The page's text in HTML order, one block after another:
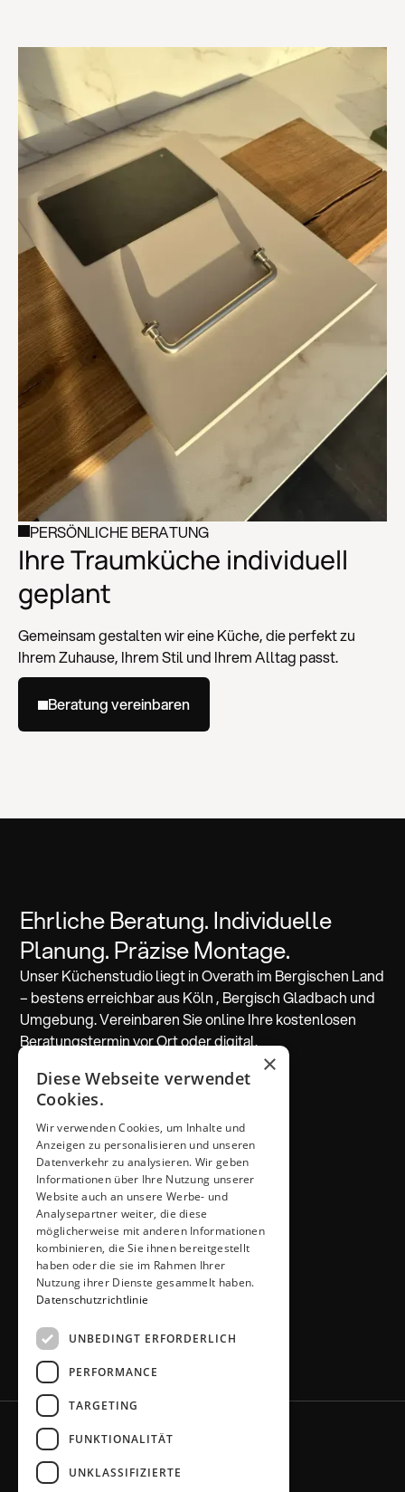
PERSÖNLICHE BERATUNG
Ihre Traumküche individuell
geplant
Gemeinsam gestalten wir eine Küche, die perfekt zu
Ihrem Zuhause, Ihrem Stil und Ihrem Alltag passt.
Beratung vereinbaren
Ehrliche Beratung. Individuelle
Planung. Präzise Montage.
Unser Küchenstudio liegt in Overath im Bergischen Land
– bestens erreichbar aus Köln , Bergisch Gladbach und
Umgebung. Vereinbaren Sie online Ihre kostenlosen
Beratungstermin vor Ort oder digital.
Beratung vereinbaren
ADRESSE & KONTAKT
Küchen Thiemann
Thiemann GmbH
Krombacher Straße 4
51491 Overath
02206 / 6461
info@kuechen-thiemann.de
ÖFFNUNGSZEITEN
Mo – Fr
9 – 18 Uhr
Sa
9 – 13 Uhr
oder gerne nach Absprache
×
Diese Webseite verwendet
Cookies.
Wir verwenden Cookies, um Inhalte und
Anzeigen zu personalisieren und unseren
Datenverkehr zu analysieren. Wir geben
Informationen über Ihre Nutzung unserer
Website auch an unsere Werbe- und
Analysepartner weiter, die diese
möglicherweise mit anderen Informationen
kombinieren, die Sie ihnen bereitgestellt
haben oder die sie im Rahmen Ihrer
Nutzung ihrer Dienste gesammelt haben.
Datenschutzrichtlinie
UNBEDINGT ERFORDERLICH
PERFORMANCE
TARGETING
FUNKTIONALITÄT
UNKLASSIFIZIERTE